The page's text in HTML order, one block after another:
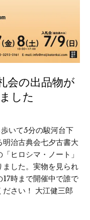
会の出品物が
した
いて5分の駿河台下
治古典会七夕古書大
ヒロシマ・ノート」
した。実物を見られ
時まで開催中で誰で
さい！ 大江健三郎